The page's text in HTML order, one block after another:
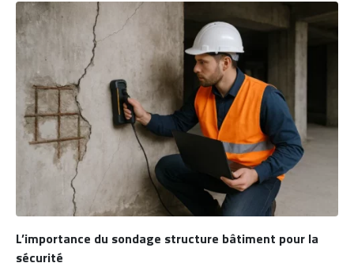
L’importance du sondage structure bâtiment pour la
sécurité